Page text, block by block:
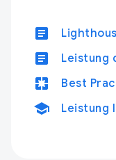
article
article Leistung
pages Best
school Leistung